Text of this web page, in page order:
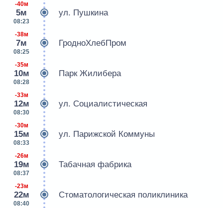
-40м
5м
08:23
ул. Пушкина
-38м
7м
08:25
ГродноХлебПром
-35м
10м
08:28
Парк Жилибера
-33м
12м
08:30
ул. Социалистическая
-30м
15м
08:33
ул. Парижской Коммуны
-26м
19м
08:37
Табачная фабрика
-23м
22м
08:40
Стоматологическая поликлиника